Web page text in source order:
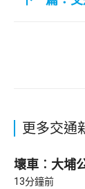
更多交通
壞車︰大埔
13分鐘前